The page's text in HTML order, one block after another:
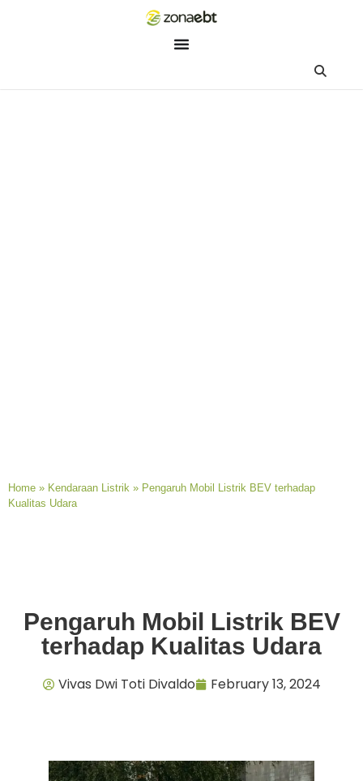
Home » Kendaraan Listrik » Pengaruh Mobil Listrik BEV terhadap
Kualitas Udara
Pengaruh Mobil Listrik BEV
terhadap Kualitas Udara
Vivas Dwi Toti Divaldo February 13, 2024